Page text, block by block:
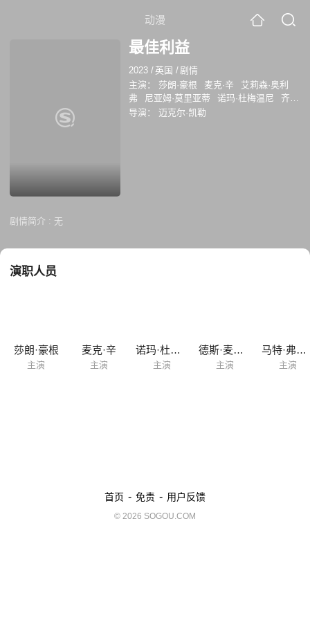
动漫
最佳利益
2023 / 英国 /剧情
主演：
莎朗·豪根 麦克·辛
艾莉森·奥利
弗
尼亚姆·莫里亚蒂 诺玛·杜梅温尼
齐季
·阿库多卢
德斯·麦卡莱尔
导演： 迈克尔·凯勒
剧情简介 : 无
演职人员
莎朗·豪根
主演
麦克·辛
主演
诺玛·杜梅温尼
主演
德斯·麦卡莱尔
主演
马特·弗雷泽
主演
首页 - 免责 - 用户反馈
© 2026 SOGOU.COM